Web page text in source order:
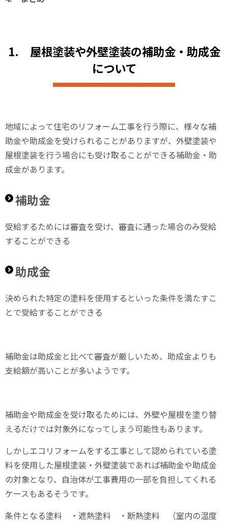
1. 屋根塗装や外壁塗装の補助金・助成金
について
地域によって住宅のリフォーム工事を行う際に、様々な補
助金や助成金を受けられることがありますが、外壁塗装や
屋根塗装を行う場合にも受け取ることができる補助金・助
成金があります。
補助金
受給するためには審査を受け、審査に通った場合のみ受給
することができる
助成金
決められた特定の塗料を使用するといった条件を満たすこ
とで受給することができる
補助金は助成金と比べて審査が厳しいため、助成金よりも
支給額が高いことが多いようです。
補助金や助成金を受け取るためには、外壁や屋根を塗り替
えるだけでは対象外になってしまう可能性もあります。
しかしエコリフォームをする工事として認められている塗
料を使用した屋根塗装・外壁塗装であれば補助金や助成金
の対象となり、自治体が工事費用の一部を負担してくれる
ケースもあるそうです。
条件となる塗料 ・ 遮熱塗料 ・ 断熱塗料 （室内の温度